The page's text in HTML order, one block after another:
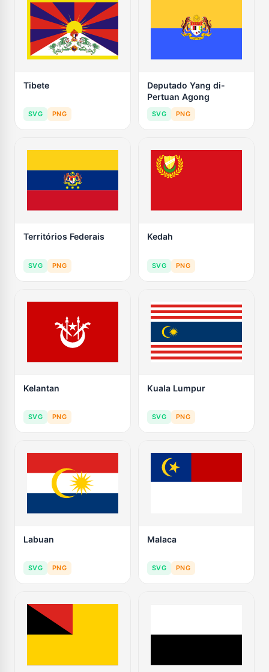
Tibete
SVG PNG
Deputado Yang di-
Pertuan Agong
SVG PNG
Territórios Federais
SVG PNG
Kedah
SVG PNG
Kelantan
SVG PNG
Kuala Lumpur
SVG PNG
Labuan
SVG PNG
Malaca
SVG PNG